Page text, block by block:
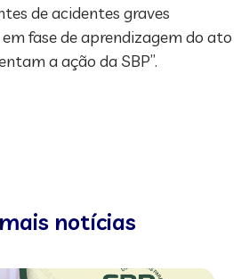
de acidentes graves
fase de aprendizagem do ato
a ação da SBP”.
notícias